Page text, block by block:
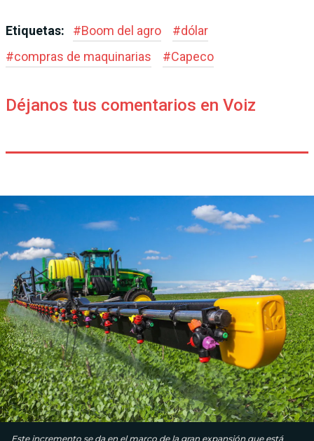
Etiquetas: #Boom del agro #dólar
#compras de maquinarias #Capeco
Déjanos tus comentarios en Voiz
Este incremento se da en el marco de la gran expansión que está